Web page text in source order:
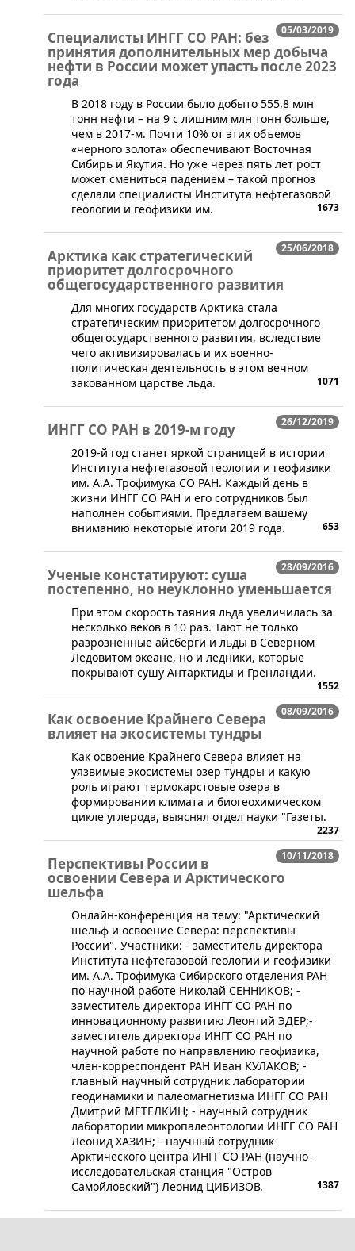
05/03/2019
Специалисты ИНГГ СО РАН: без
принятия дополнительных мер добыча
нефти в России может упасть после 2023
года
​​В 2018 году в России было добыто 555,8 млн
тонн нефти – на 9 с лишним млн тонн больше,
чем в 2017-м. Почти 10% от этих объемов
«черного золота» обеспечивают Восточная
Сибирь и Якутия. Но уже через пять лет рост
может смениться падением – такой прогноз
сделали специалисты Института нефтегазовой
геологии и геофизики им.
1673
25/06/2018
Арктика как стратегический
приоритет долгосрочного
общегосударственного развития
​Для многих государств Арктика стала
стратегическим приоритетом долгосрочного
общегосударственного развития, вследствие
чего активизировалась и их военно-
политическая деятельность в этом вечном
закованном царстве льда.
1071
26/12/2019
ИНГГ СО РАН в 2019-м году
​​​​2019-й год станет яркой страницей в истории
Института нефтегазовой геологии и геофизики
им. А.А. Трофимука СО РАН. Каждый день в
жизни ИНГГ СО РАН и его сотрудников был
наполнен событиями. Предлагаем вашему
вниманию некоторые итоги 2019 года.
653
28/09/2016
Ученые констатируют: суша
постепенно, но неуклонно уменьшается
​При этом скорость таяния льда увеличилась за
несколько веков в 10 раз. Тают не только
разрозненные айсберги и льды в Северном
Ледовитом океане, но и ледники, которые
покрывают сушу Антарктиды и Гренландии.
1552
08/09/2016
Как освоение Крайнего Севера
влияет на экосистемы тундры
​Как освоение Крайнего Севера влияет на
уязвимые экосистемы озер тундры и какую
роль играют термокарстовые озера в
формировании климата и биогеохимическом
цикле углерода, выяснял отдел науки "Газеты.
2237
10/11/2018
Перспективы России в
освоении Севера и Арктического
шельфа
​​​​Онлайн-конференция на тему: "Арктический
шельф и освоение Севера: перспективы
России". Участники: - заместитель директора
Института нефтегазовой геологии и геофизики
им. А.А. Трофимука Сибирского отделения РАН
по научной работе Николай СЕННИКОВ; -
заместитель директора ИНГГ СО РАН по
инновационному развитию Леонтий ЭДЕР;-
заместитель директора ИНГГ СО РАН по
научной работе по направлению геофизика,
член-корреспондент РАН Иван КУЛАКОВ; -
главный научный сотрудник лаборатории
геодинамики и палеомагнетизма ИНГГ СО РАН
Дмитрий МЕТЕЛКИН; - научный сотрудник
лаборатории микропалеонтологии ИНГГ СО РАН
Леонид ХАЗИН; - научный сотрудник
Арктического центра ИНГГ СО РАН (научно-
исследовательская станция "Остров
Самойловский") Леонид ЦИБИЗОВ​.
1387